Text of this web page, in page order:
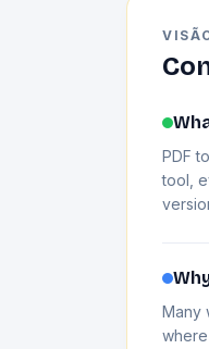
PDF
tool,
Many